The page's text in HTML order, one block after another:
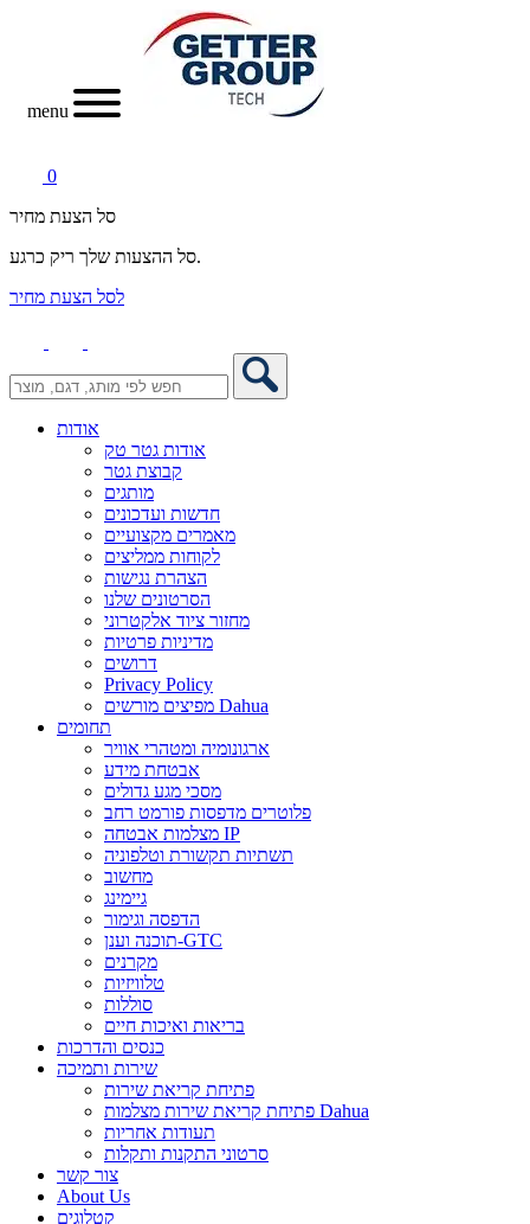
menu
0
סל הצעת מחיר
סל ההצעות שלך ריק כרגע.
לסל הצעת מחיר
אודות
אודות גטר טק
קבוצת גטר
מותגים
חדשות ועדכונים
מאמרים מקצועיים
לקוחות ממליצים
הצהרת נגישות
הסרטונים שלנו
מחזור ציוד אלקטרוני
מדיניות פרטיות
דרושים
Privacy Policy
מפיצים מורשים Dahua
תחומים
ארגונומיה ומטהרי אוויר
אבטחת מידע
מסכי מגע גדולים
פלוטרים מדפסות פורמט רחב
מצלמות אבטחה IP
תשתיות תקשורת וטלפוניה
מחשוב
גיימינג
הדפסה וגימור
תוכנה וענן-GTC
מקרנים
טלוויזיות
סוללות
בריאות ואיכות חיים
כנסים והדרכות
שירות ותמיכה
פתיחת קריאת שירות
פתיחת קריאת שירות מצלמות Dahua
תעודות אחריות
סרטוני התקנות ותקלות
צור קשר
About Us
קטלוגים